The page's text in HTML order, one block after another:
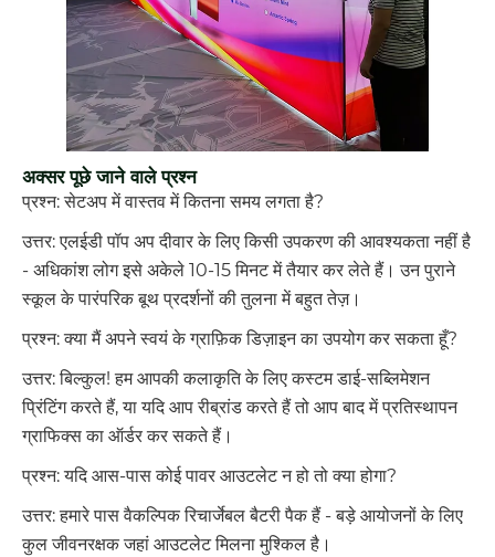
अक्सर पूछे जाने वाले प्रश्न
प्रश्न: सेटअप में वास्तव में कितना समय लगता है?
उत्तर: एलईडी पॉप अप दीवार के लिए किसी उपकरण की आवश्यकता नहीं है
- अधिकांश लोग इसे अकेले 10-15 मिनट में तैयार कर लेते हैं। उन पुराने
स्कूल के पारंपरिक बूथ प्रदर्शनों की तुलना में बहुत तेज़।
प्रश्न: क्या मैं अपने स्वयं के ग्राफ़िक डिज़ाइन का उपयोग कर सकता हूँ?
उत्तर: बिल्कुल! हम आपकी कलाकृति के लिए कस्टम डाई-सब्लिमेशन
प्रिंटिंग करते हैं, या यदि आप रीब्रांड करते हैं तो आप बाद में प्रतिस्थापन
ग्राफिक्स का ऑर्डर कर सकते हैं।
प्रश्न: यदि आस-पास कोई पावर आउटलेट न हो तो क्या होगा?
उत्तर: हमारे पास वैकल्पिक रिचार्जेबल बैटरी पैक हैं - बड़े आयोजनों के लिए
कुल जीवनरक्षक जहां आउटलेट मिलना मुश्किल है।